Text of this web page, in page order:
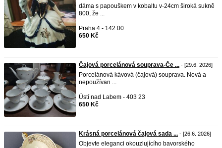
dáma s papouškem v kobaltu v-24cm široká sukně
800, že ...
Praha 4 - 142 00
650 Kč
Čajová porcelánová souprava-Če ... - [29.6. 2026]
Porcelánová kávová (čajová) souprava. Nová a
nepoužívan ...
Ústí nad Labem - 403 23
650 Kč
Krásná porcelánová čajová sada ... - [26.6. 2026]
Objevte eleganci okouzlujícího bavorského